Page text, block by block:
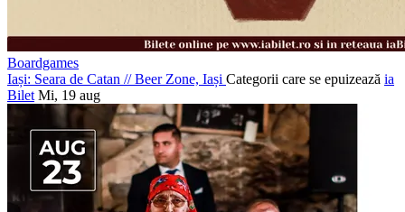
Boardgames
Iași: Seara de Catan //Beer Zone, Iași Categorii care se epuizează ia
Bilet Mi, 19 aug